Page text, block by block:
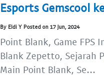
Esports Gemscool
By Eldi Y Posted on 17 Jun, 2024
Point Blank, Game FPS
Blank Zepetto, Sejarah
Main Point Blank, Se...